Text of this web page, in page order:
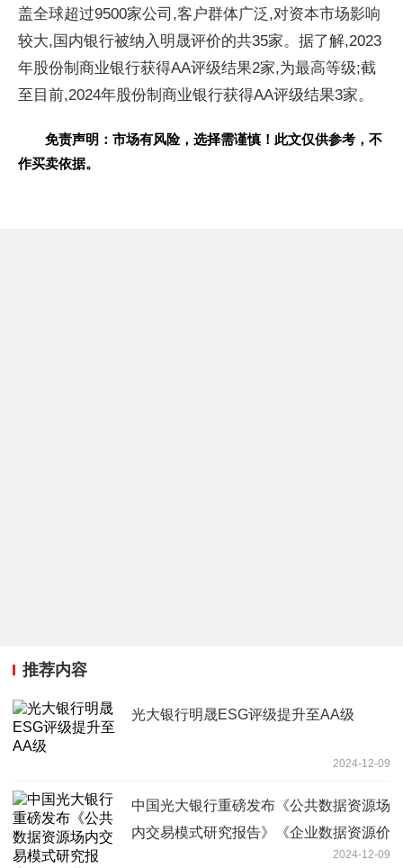
盖全球超过9500家公司,客户群体广泛,对资本市场影响
较大,国内银行被纳入明晟评价的共35家。据了解,2023
年股份制商业银行获得AA评级结果2家,为最高等级;截
至目前,2024年股份制商业银行获得AA评级结果3家。
免责声明：市场有风险，选择需谨慎！此文仅供参考，不
作买卖依据。
推荐内容
光大银行明晟ESG评级提升至AA级
2024-12-09
中国光大银行重磅发布《公共数据资源场
内交易模式研究报告》《企业数据资源价
值与收益实现研究报告》及企业数据资产
2024-12-09